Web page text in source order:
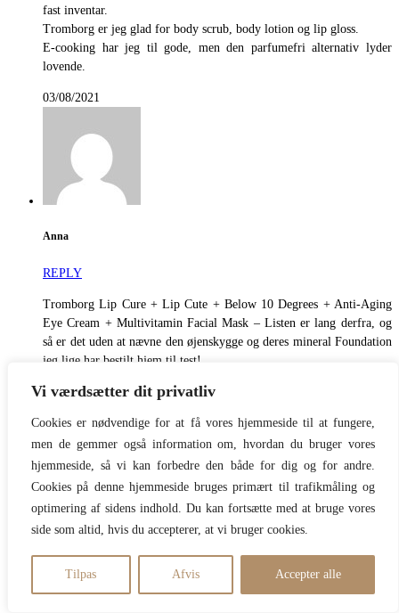
Vi værdsætter dit privatliv
Cookies er nødvendige for at få vores hjemmeside til at fungere,
men de gemmer også information om, hvordan du bruger vores
hjemmeside, så vi kan forbedre den både for dig og for andre.
Cookies på denne hjemmeside bruges primært til trafikmåling og
optimering af sidens indhold. Du kan fortsætte med at bruge vores
side som altid, hvis du accepterer, at vi bruger cookies.
Tilpas Afvis Accepter alle
fast inventar.
Tromborg er jeg glad for body scrub, body lotion og lip gloss.
E-cooking har jeg til gode, men den parfumefri alternativ lyder
lovende.
03/08/2021
Anna
REPLY
Tromborg Lip Cure + Lip Cute + Below 10 Degrees + Anti-Aging
Eye Cream + Multivitamin Facial Mask – Listen er lang derfra, og
så er det uden at nævne den øjenskygge og deres mineral Foundation
jeg lige har bestilt hjem til test!
siddet på både børn og voksne hele sommeren (og så tror jeg nok du
har solgt ideen om de sokker), Rudolph Cares Acai olie er fantastisk!
Så sejt med stærke danske kvinde brands!!!
03/08/2021